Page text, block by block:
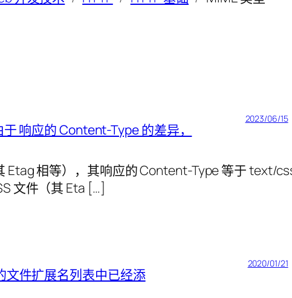
响应的 Content-Type 的差异，
2023/06/15
Etag 相等），其响应的 Content-Type 等于 text/
文件（其 Eta […]
文件扩展名列表中已经添
2020/01/21